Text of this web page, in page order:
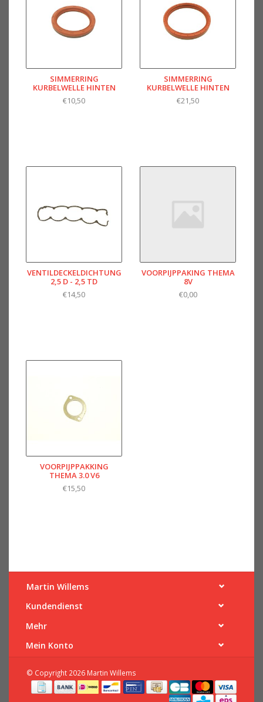
SIMMERRING
KURBELWELLE HINTEN
€10,50
SIMMERRING
KURBELWELLE HINTEN
€21,50
VENTILDECKELDICHTUNG
2,5 D - 2,5 TD
€14,50
VOORPIJPPAKING THEMA
8V
€0,00
VOORPIJPPAKKING
THEMA 3.0 V6
€15,50
Martin Willems
Kundendienst
Mehr
Mein Konto
© Copyright 2026 Martin Willems